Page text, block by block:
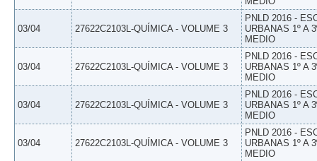
03/04 27622C2103L-QUÍMICA - VOLUME 3
PNLD 2016 -
URBANAS 1º A
MEDIO
03/04 27622C2103L-QUÍMICA - VOLUME 3
PNLD 2016 -
URBANAS 1º A
MEDIO
03/04 27622C2103L-QUÍMICA - VOLUME 3
PNLD 2016 -
URBANAS 1º A
MEDIO
03/04 27622C2103L-QUÍMICA - VOLUME 3
PNLD 2016 -
URBANAS 1º A
MEDIO